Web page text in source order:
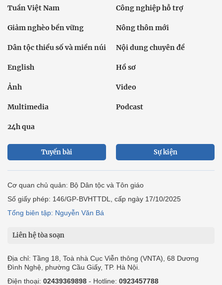
Tuần Việt Nam Công nghiệp hỗ trợ
Giảm nghèo bền vững Nông thôn mới
Dân tộc thiểu số và miền núi Nội dung chuyên đề
English Hồ sơ
Ảnh Video
Multimedia Podcast
24h qua
Tuyến bài Sự kiện
Cơ quan chủ quản: Bộ Dân tộc và Tôn giáo
Số giấy phép: 146/GP-BVHTTDL, cấp ngày 17/10/2025
Tổng biên tập: Nguyễn Văn Bá
Liên hệ tòa soạn
Địa chỉ: Tầng 18, Toà nhà Cục Viễn thông (VNTA), 68 Dương
Đình Nghệ, phường Cầu Giấy, TP. Hà Nội.
Điện thoại: 02439369898 - Hotline: 0923457788